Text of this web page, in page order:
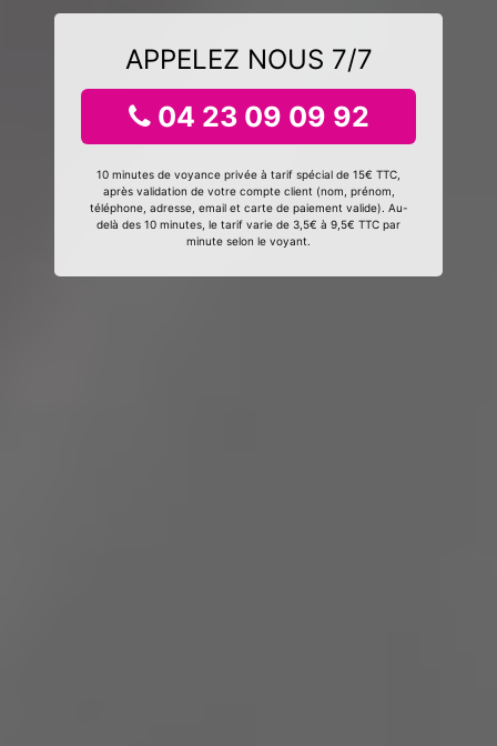
APPELEZ NOUS 7/7
04 23 09 09 92
10 minutes de voyance privée à tarif spécial de 15€ TTC,
après validation de votre compte client (nom, prénom,
téléphone, adresse, email et carte de paiement valide). Au-
delà des 10 minutes, le tarif varie de 3,5€ à 9,5€ TTC par
minute selon le voyant.